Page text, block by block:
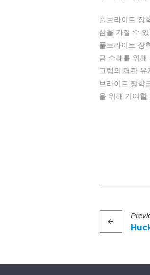
풀브라이트 장
심을 가질 수
풀브라이트 장
금 수혜를 위해
그램의 평판 유
브라이트 장학
을 위해 기여할